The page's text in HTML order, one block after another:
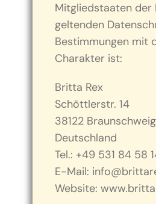
Mitgliedstaaten der
geltenden
Bestimmungen mit
Charakter ist:
Britta Rex
Schöttlerstr. 14
38122 Braunschweig
Deutschland
Tel.: +49 531 84 58
E-Mail:
Website: